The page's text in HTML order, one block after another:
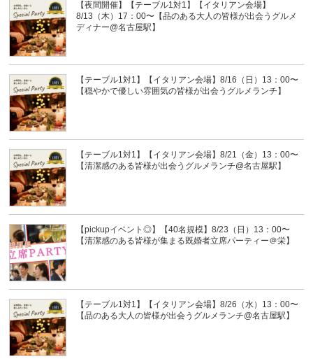
【夜間開催】【テーブル1対1】【イタリアン会場】
8/13（木）17：00〜【品のある大人の皆様が出会うグルメ
ディナー@名古屋駅】
【テーブル1対1】【イタリアン会場】8/16（日）13：00〜
【穏やかで優しい雰囲気の皆様が出会うグルメランチ】
【テーブル1対1】【イタリアン会場】8/21（金）13：00〜
【清潔感のある皆様が出会うグルメランチ@名古屋駅】
【pickupイベント◎】【40名規模】8/23（日）13：00〜
【清潔感のある皆様が集まる既婚者立席パーティー＠栄】
【テーブル1対1】【イタリアン会場】8/26（水）13：00〜
【品のある大人の皆様が出会うグルメランチ@名古屋駅】